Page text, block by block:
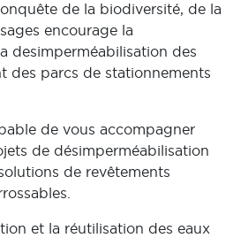
de la biodiversité, de la
encourage la
desimperméabilisation des
des parcs de stationnements
de vous accompagner
de désimperméabilisation
de revêtements
et la réutilisation des eaux